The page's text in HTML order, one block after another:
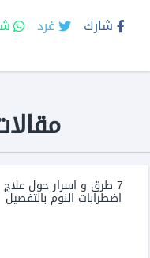
شارك
غرد
7 طرق و اسرار حول علاج
اضطرابات النوم بالتفصيل